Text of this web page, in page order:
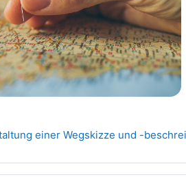
einer Wegskizze und -